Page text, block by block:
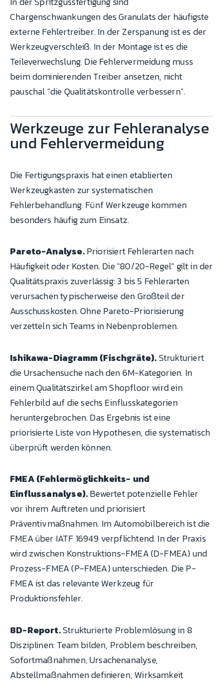
Chargenschwankungen des Granulats der häufigste
externe Fehlertreiber. In der Zerspanung ist es der
Werkzeugverschleiß. In der Montage ist es die
Teileverwechslung. Die Fehlervermeidung muss
beim dominierenden Treiber ansetzen, nicht
pauschal "die Qualitätskontrolle verbessern".
Werkzeuge zur Fehleranalyse
und Fehlervermeidung
Die Fertigungspraxis hat einen etablierten
Werkzeugkasten zur systematischen
Fehlerbehandlung. Fünf Werkzeuge kommen
besonders häufig zum Einsatz.
Pareto-Analyse.Priorisiert Fehlerarten nach
Häufigkeit oder Kosten. Die "80/20-Regel" gilt in der
Qualitätspraxis zuverlässig: 3 bis 5 Fehlerarten
verursachen typischerweise den Großteil der
Ausschusskosten. Ohne Pareto-Priorisierung
verzetteln sich Teams in Nebenproblemen.
Ishikawa-Diagramm (Fischgräte).Strukturiert
die Ursachensuche nach den 6M-Kategorien. In
einem Qualitätszirkel am Shopfloor wird ein
Fehlerbild auf die sechs Einflusskategorien
heruntergebrochen. Das Ergebnis ist eine
priorisierte Liste von Hypothesen, die systematisch
überprüft werden können.
FMEA (Fehlermöglichkeits- und
Einflussanalyse).Bewertet potenzielle Fehler
vor ihrem Auftreten und priorisiert
Präventivmaßnahmen. Im Automobilbereich ist die
FMEA über IATF 16949 verpflichtend. In der Praxis
wird zwischen Konstruktions-FMEA (D-FMEA) und
Prozess-FMEA (P-FMEA) unterschieden. Die P-
FMEA ist das relevante Werkzeug für
Produktionsfehler.
8D-Report.Strukturierte Problemlösung in 8
Disziplinen: Team bilden, Problem beschreiben,
Sofortmaßnahmen, Ursachenanalyse,
Abstellmaßnahmen definieren, Wirksamkeit